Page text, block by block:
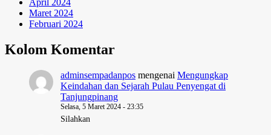
Maret 2024
Februari 2024
Kolom Komentar
adminsempadanpos mengenai Mengungkap
Keindahan dan Sejarah Pulau Penyengat di
Tanjungpinang
Selasa, 5 Maret 2024 - 23:35
Silahkan